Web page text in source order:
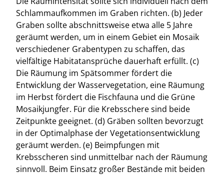
Schlammaufkommen im Graben richten. (b) Jeder
Graben sollte abschnittsweise etwa alle 5 Jahre
geräumt werden, um in einem Gebiet ein Mosaik
verschiedener Grabentypen zu schaffen, das
vielfältige Habitatansprüche dauerhaft erfüllt. (c)
Die Räumung im Spätsommer fördert die
Entwicklung der Wasservegetation, eine Räumung
im Herbst fördert die Fischfauna und die Grüne
Mosaikjungfer. Für die Krebsschere sind beide
Zeitpunkte geeignet. (d) Gräben sollten bevorzugt
in der Optimalphase der Vegetationsentwicklung
geräumt werden. (e) Beimpfungen mit
Krebsscheren sind unmittelbar nach der Räumung
sinnvoll. Beim Einsatz großer Bestände mit beiden